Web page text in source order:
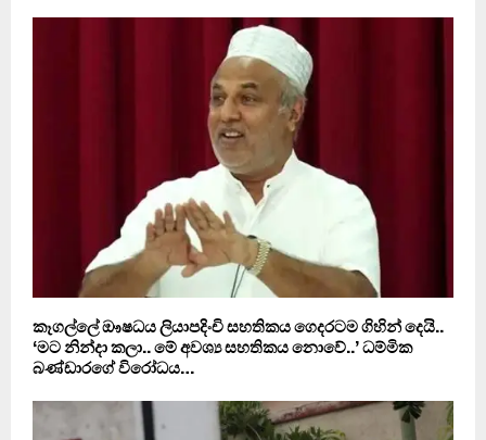
කෑගල්ලේ ඖෂධය ලියාපදිංචි සහතිකය ගෙදරටම ගිහින් දෙයි..
‘මට නින්දා කලා.. මේ අවශ්‍ය සහතිකය නොවේ..’ ධම්මික
බණ්ඩාරගේ විරෝධය…